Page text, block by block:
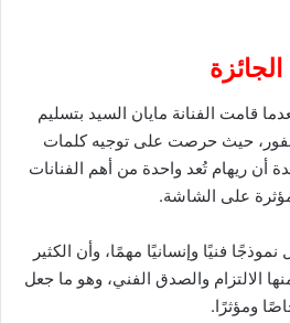
قامت الفنانة مايان السيد بتسليم
حيث حرصت على توجيه كلمات
أن ريهام تُعد واحدة من أهم الفنانات
على الشاشة.
فنيًا وإنسانيًا مهمًا، وأن الكثير
الالتزام والصدق الفني، وهو ما جعل
ومؤثرًا.